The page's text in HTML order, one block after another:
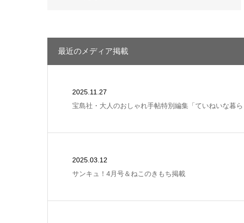
最近のメディア掲載
2025.11.27
宝島社・大人のおしゃれ手帖特別編集「ていねいな暮ら
2025.03.12
サンキュ！4月号＆ねこのきもち掲載